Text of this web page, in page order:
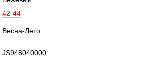
42-44
Весна-Лето
JS948040000